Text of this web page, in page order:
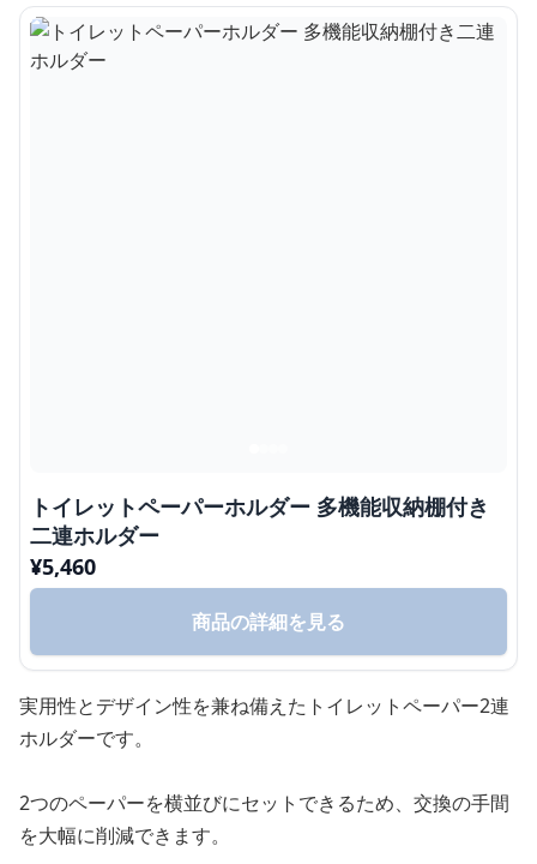
トイレットペーパーホルダー 多機能収納棚付き
二連ホルダー
¥5,460
商品の詳細を見る
実用性とデザイン性を兼ね備えたトイレットペーパー2連
ホルダーです。
2つのペーパーを横並びにセットできるため、交換の手間
を大幅に削減できます。